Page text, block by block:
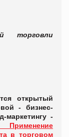
торговли
открытый
- бизнес-
маркетингу -
в торговом